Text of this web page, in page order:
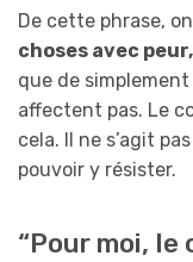
De cette phrase,
choses avec
que de
affectent pas. Le
cela. Il ne s’agit
pouvoir y résister.
“Pour moi, le